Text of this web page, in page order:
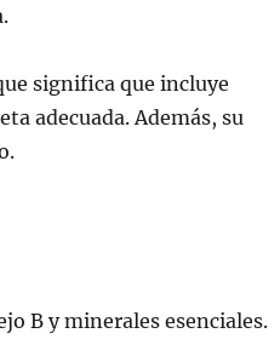
significa que incluye
adecuada. Además, su
B y minerales esenciales.